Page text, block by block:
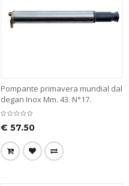
Pompante primavera mundial dal
degan Inox Mm. 43. N°17.
€ 57.50